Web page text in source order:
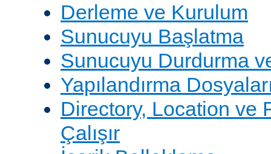
Derleme ve Kurulum
Sunucuyu Başlatma
Sunucuyu Durdurma
Yapılandırma
Directory, Location ve
Çalışır